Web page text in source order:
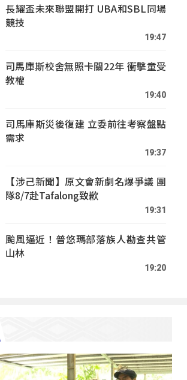
長耀盃未來聯盟開打 UBA和SBL同場
競技
19:47
司馬庫斯校舍無照卡關22年 衝擊童受
教權
19:40
司馬庫斯災後復建 立委前往考察盤點
需求
19:37
【涉己新聞】原文會新劇名爆爭議 團
隊8/7赴Tafalong致歉
19:31
颱風逼近！普悠瑪部落族人勘查共管
山林
19:20